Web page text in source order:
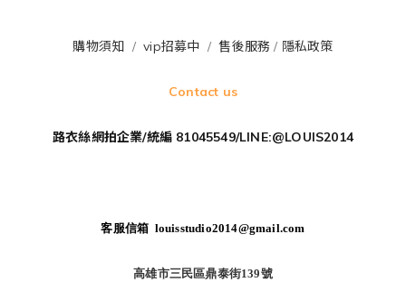
購物須知 /vip招募中 /售後服務 / 隱私政策
Contact us
路衣絲網拍企業/統編 81045549/LINE:@LOUIS2014
客服信箱 louisstudio2014@gmail.com
高雄市三民區鼎泰街139號